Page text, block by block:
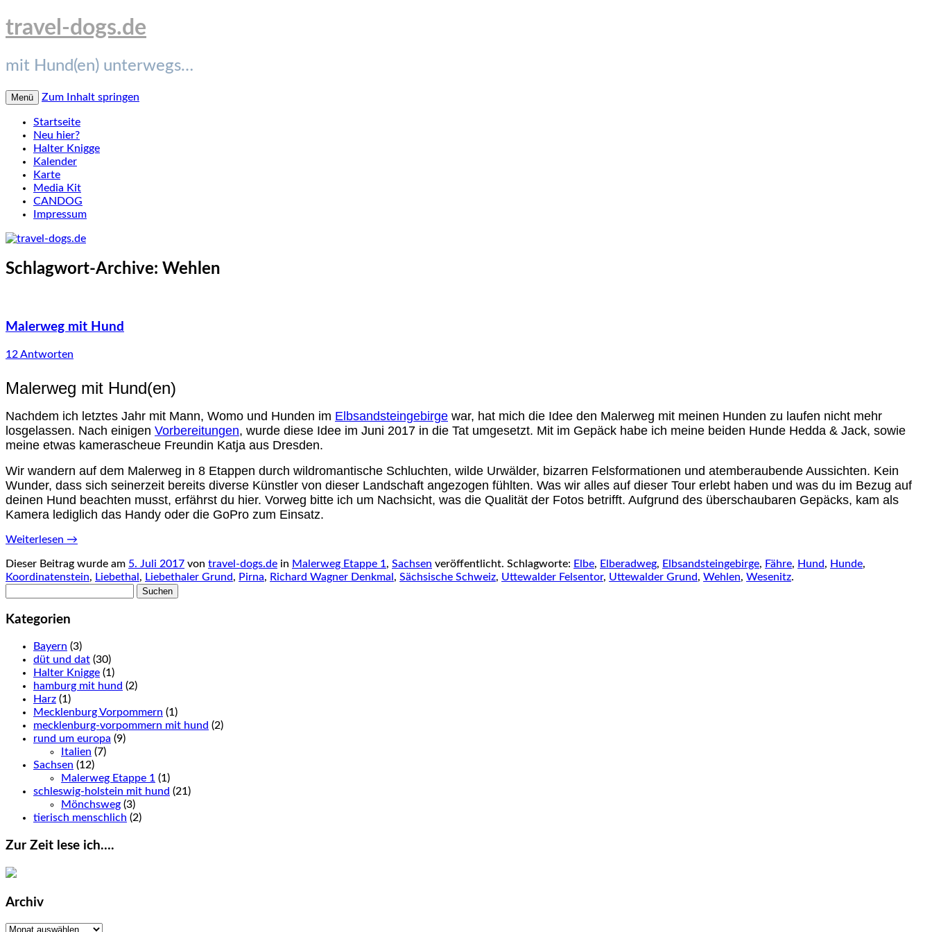
travel-dogs.de
mit Hund(en) unterwegs…
Menü Zum Inhalt springen
Startseite
Neu hier?
Halter Knigge
Kalender
Karte
Media Kit
CANDOG
Impressum
Schlagwort-Archive: Wehlen
Malerweg mit Hund
12 Antworten
Malerweg mit Hund(en)
Nachdem ich letztes Jahr mit Mann, Womo und Hunden im Elbsandsteingebirge war, hat mich die Idee den Malerweg mit meinen Hunden zu laufen nicht mehr
losgelassen. Nach einigen Vorbereitungen, wurde diese Idee im Juni 2017 in die Tat umgesetzt. Mit im Gepäck habe ich meine beiden Hunde Hedda & Jack, sowie
meine etwas kamerascheue Freundin Katja aus Dresden.
Wir wandern auf dem Malerweg in 8 Etappen durch wildromantische Schluchten, wilde Urwälder, bizarren Felsformationen und atemberaubende Aussichten. Kein
Wunder, dass sich seinerzeit bereits diverse Künstler von dieser Landschaft angezogen fühlten. Was wir alles auf dieser Tour erlebt haben und was du im Bezug auf
deinen Hund beachten musst, erfährst du hier. Vorweg bitte ich um Nachsicht, was die Qualität der Fotos betrifft. Aufgrund des überschaubaren Gepäcks, kam als
Kamera lediglich das Handy oder die GoPro zum Einsatz.
Weiterlesen →
Dieser Beitrag wurde am 5. Juli 2017 von travel-dogs.de in Malerweg Etappe 1, Sachsen veröffentlicht. Schlagworte: Elbe, Elberadweg, Elbsandsteingebirge, Fähre, Hund, Hunde,
Koordinatenstein, Liebethal , Liebethaler Grund, Pirna, Richard Wagner Denkmal , Sächsische Schweiz, Uttewalder Felsentor, Uttewalder Grund, Wehlen, Wesenitz.
Kategorien
Bayern (3)
düt und dat (30)
Halter Knigge (1)
hamburg mit hund (2)
Harz (1)
Mecklenburg Vorpommern (1)
mecklenburg-vorpommern mit hund (2)
rund um europa (9)
Italien (7)
Sachsen (12)
Malerweg Etappe 1 (1)
schleswig-holstein mit hund (21)
Mönchsweg (3)
tierisch menschlich (2)
Zur Zeit lese ich….
Archiv
Archiv